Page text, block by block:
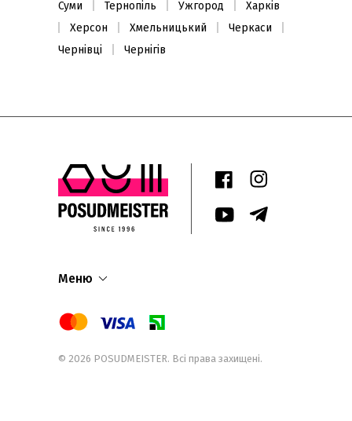
Суми
Тернопіль Ужгород
Харків
Херсон
Хмельницький
Черкаси
Чернівці
Чернігів
Меню
© 2026 POSUDMEISTER. Всі права захищені.